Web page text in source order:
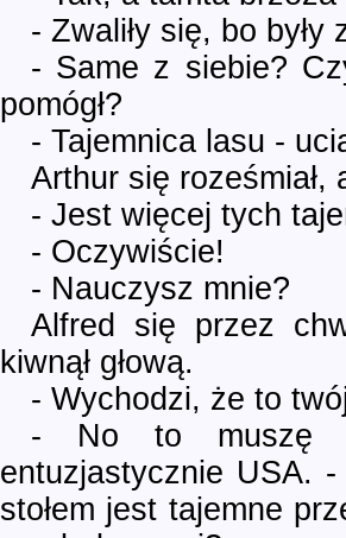
- Zwaliły się, bo były
- Same z siebie?
pomógł?
- Tajemnica lasu -
Arthur się roześmiał,
- Jest więcej tych
- Oczywiście!
- Nauczysz mnie?
Alfred się przez
kiwnął głową.
- Wychodzi, że to
- No to muszę
entuzjastycznie USA.
stołem jest tajemne